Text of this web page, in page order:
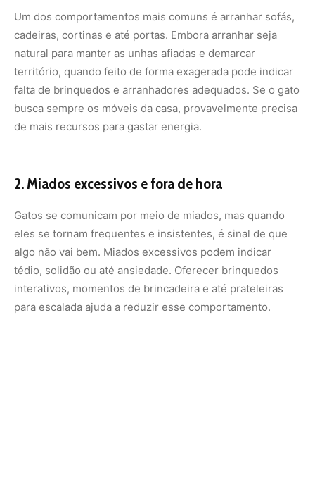
algo não vai bem. Miados excessivos podem indicar
tédio, solidão ou até ansiedade. Oferecer brinquedos
interativos, momentos de brincadeira e até prateleiras
para escalada ajuda a reduzir esse comportamento.